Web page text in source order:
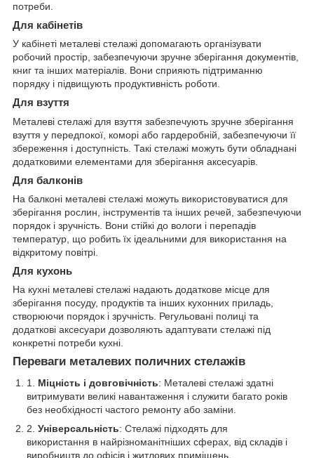
потреби.
Для кабінетів
У кабінеті металеві стелажі допомагають організувати
робочий простір, забезпечуючи зручне зберігання документів,
книг та інших матеріалів. Вони сприяють підтриманню
порядку і підвищують продуктивність роботи.
Для взуття
Металеві стелажі для взуття забезпечують зручне зберігання
взуття у передпокої, коморі або гардеробній, забезпечуючи її
збереження і доступність. Такі стелажі можуть бути обладнані
додатковими елементами для зберігання аксесуарів.
Для балконів
На балконі металеві стелажі можуть використовуватися для
зберігання рослин, інструментів та інших речей, забезпечуючи
порядок і зручність. Вони стійкі до вологи і перепадів
температур, що робить їх ідеальними для використання на
відкритому повітрі.
Для кухонь
На кухні металеві стелажі надають додаткове місце для
зберігання посуду, продуктів та інших кухонних приладь,
створюючи порядок і зручність. Регульовані полиці та
додаткові аксесуари дозволяють адаптувати стелажі під
конкретні потреби кухні.
Переваги металевих поличних стелажів
Міцність і довговічність: Металеві стелажі здатні
витримувати великі навантаження і служити багато років
без необхідності частого ремонту або заміни.
Універсальність: Стелажі підходять для
використання в найрізноманітніших сферах, від складів і
виробництв до офісів і житлових приміщень.